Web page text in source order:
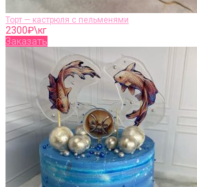
Торт — кастрюля с пельменями
2300₽\кг
Заказать